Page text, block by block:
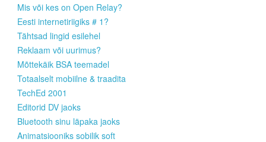
Mis või kes on Open Relay?
Eesti internetiriigiks # 1?
Tähtsad lingid esilehel
Reklaam või uurimus?
Mõttekäik BSA teemadel
Totaalselt mobiilne & traadita
TechEd 2001
Editorid DV jaoks
Bluetooth sinu läpaka jaoks
Animatsiooniks sobilik soft